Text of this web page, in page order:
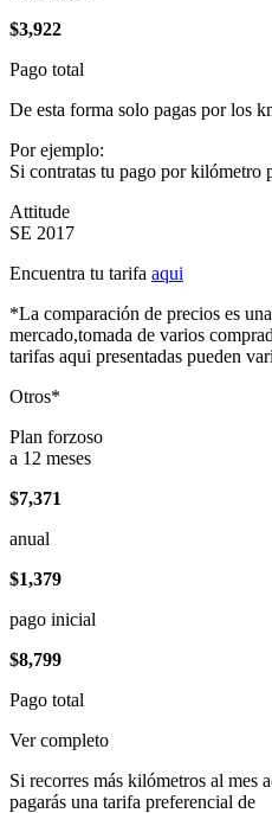
$3,922
Pago total
De esta forma solo pagas por los
Por ejemplo:
Si contratas tu pago por kilómetro
Attitude
SE 2017
Encuentra tu tarifa aqui
*La comparación de precios es
mercado,tomada de varios
tarifas aqui presentadas pueden
Otros*
Plan forzoso
a 12 meses
$7,371
anual
$1,379
pago inicial
$8,799
Pago total
Ver completo
Si recorres más kilómetros al mes
pagarás una tarifa preferencial de